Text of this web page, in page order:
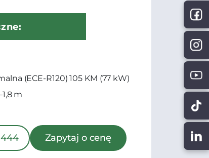
(ECE-R120) 105 KM (77 kW)
m
444 Zapytaj o cenę